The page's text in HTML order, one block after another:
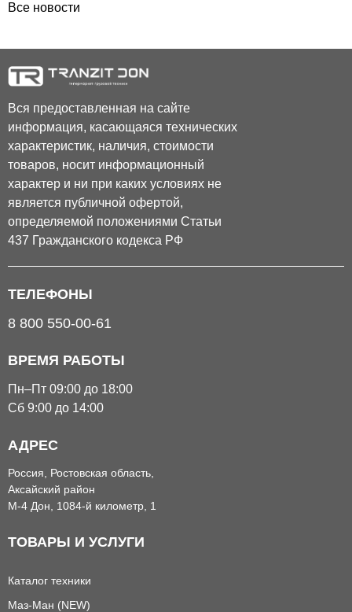
Все новости
Вся предоставленная на сайте
информация, касающаяся технических
характеристик, наличия, стоимости
товаров, носит информационный
характер и ни при каких условиях не
является публичной офертой,
определяемой положениями Статьи
437 Гражданского кодекса РФ
ТЕЛЕФОНЫ
8 800 550-00-61
ВРЕМЯ РАБОТЫ
Пн–Пт 09:00 до 18:00
Сб 9:00 до 14:00
АДРЕС
Россия, Ростовская область,
Аксайский район
М-4 Дон, 1084-й километр, 1
ТОВАРЫ И УСЛУГИ
Каталог техники
Маз-Ман (NEW)